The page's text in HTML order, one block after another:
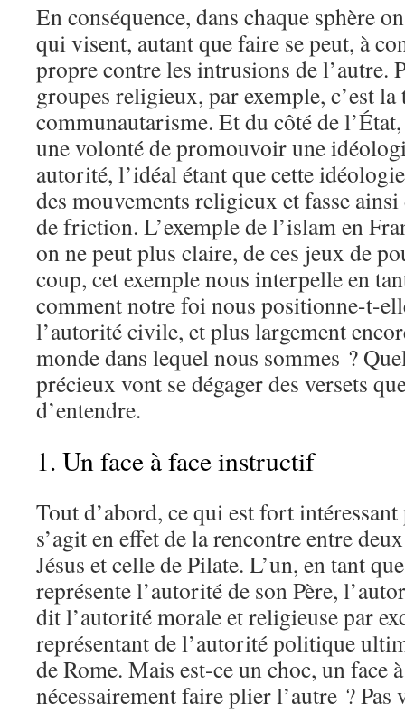
En conséquence, dans chaque sphère
qui visent, autant que faire se peut, à
propre contre les intrusions de l’autre.
groupes religieux, par exemple, c’est
communautarisme. Et du côté de
une volonté de promouvoir une
autorité, l’idéal étant que cette
des mouvements religieux et fasse
de friction. L’exemple de l’islam en
on ne peut plus claire, de ces jeux de
coup, cet exemple nous interpelle en
comment notre foi nous positionne-t-
l’autorité civile, et plus largement
monde dans lequel nous sommes ?
précieux vont se dégager des versets
d’entendre.
1. Un face à face instructif
Tout d’abord, ce qui est fort
s’agit en effet de la rencontre entre
Jésus et celle de Pilate. L’un, en tant
représente l’autorité de son Père,
dit l’autorité morale et religieuse par
représentant de l’autorité politique
de Rome. Mais est-ce un choc, un face
nécessairement faire plier l’autre ? Pas